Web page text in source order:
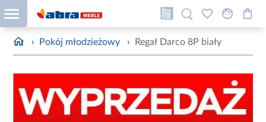
› Pokój młodzieżowy › Regał Darco 8P biały